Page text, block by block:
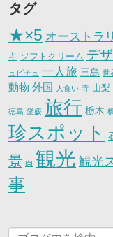
タグ
★×5 オーストラ
キ ソフトクリーム デ
ュピチュ 一人旅 三島 世
動物 外国 大食い 寺 山梨
徳島 愛媛 旅行 栃木
珍スポット
景 肉 観光 観光
事